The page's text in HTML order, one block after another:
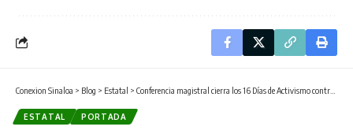
Conexion Sinaloa > Blog > Estatal > Conferencia magistral cierra los 16 Días de Activismo contra la violencia hacia mujeres y niñas.
ESTATAL PORTADA